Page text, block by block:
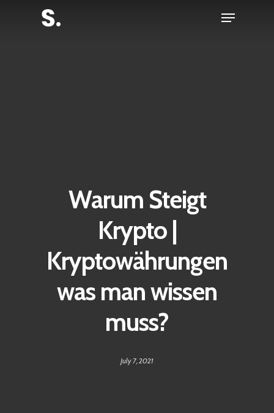
Menu
Warum Steigt
Krypto |
Kryptowährungen
was man wissen
muss?
July 7, 2021